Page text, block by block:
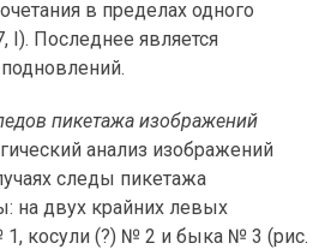
в пределах одного
I). Последнее является
пикетажа изображений
анализ изображений
следы пикетажа
на двух крайних левых
косули (?) № 2 и быка № 3 (рис.